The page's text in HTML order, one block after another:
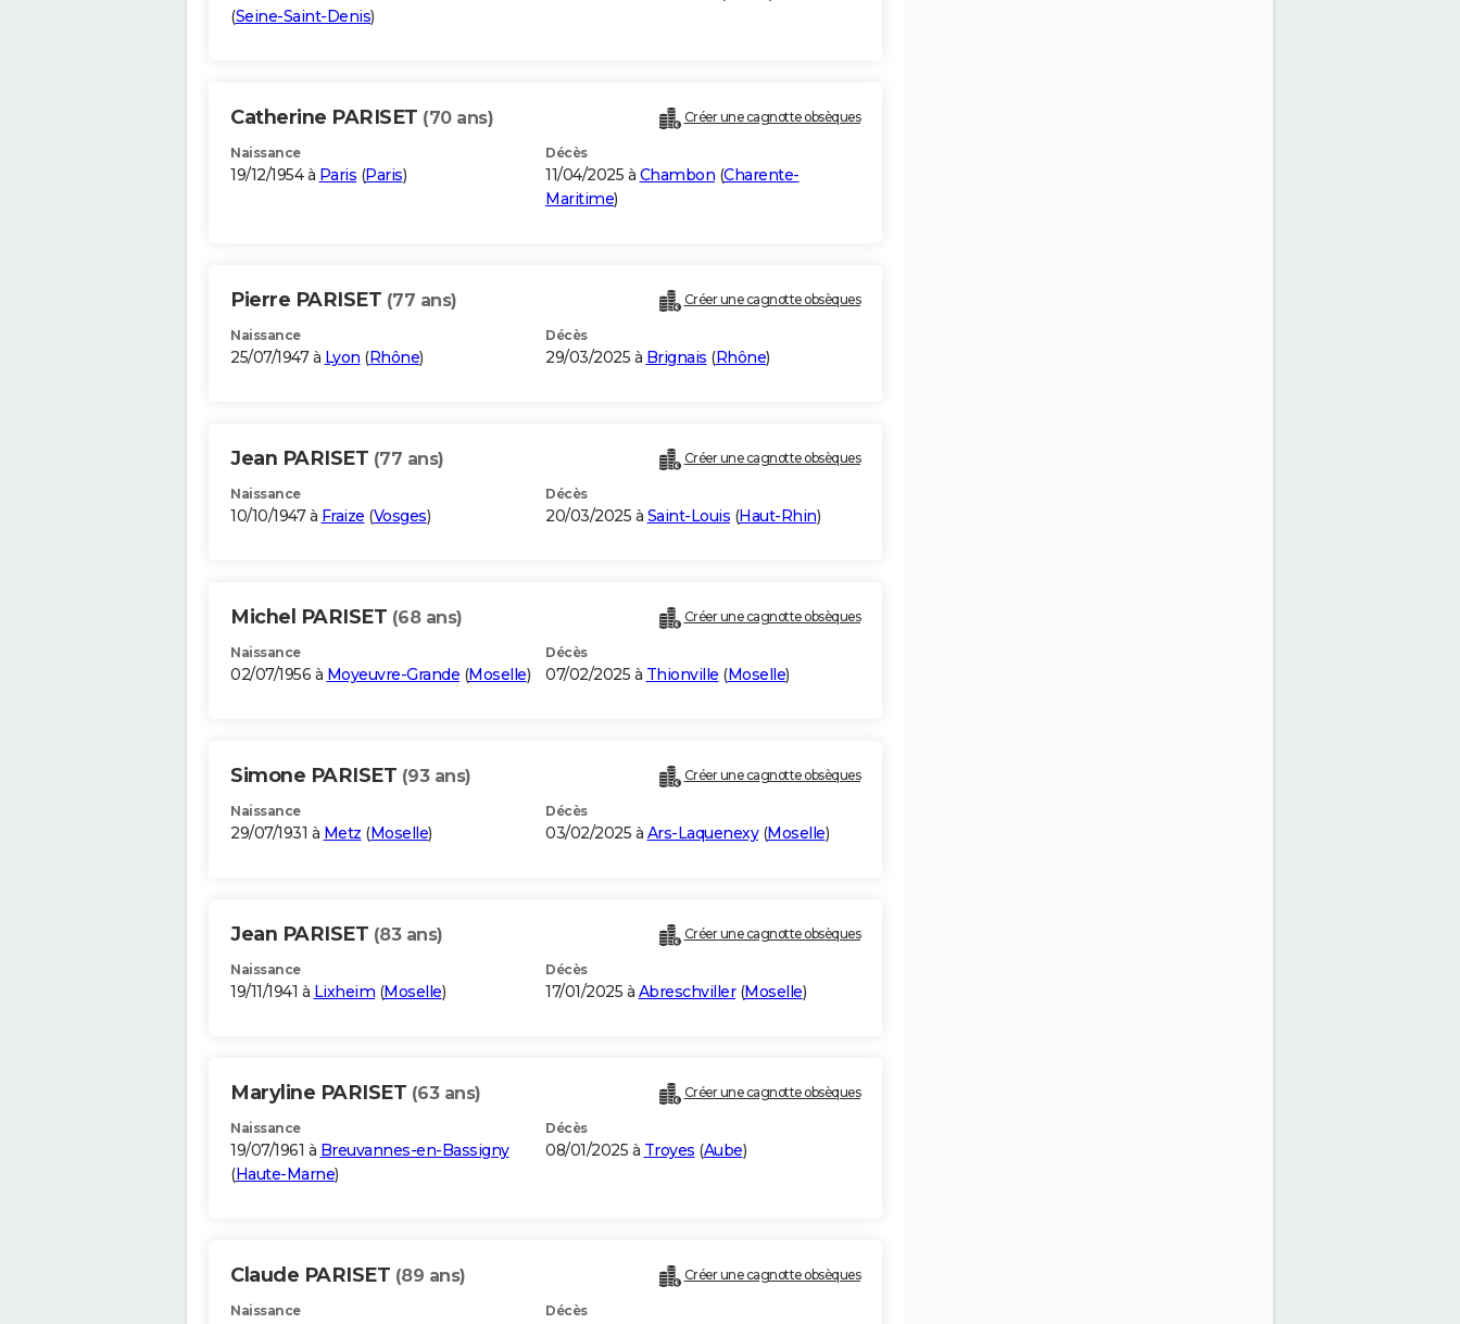
(Seine-Saint-Denis)
Catherine PARISET (70 ans) Créer une cagnotte obsèques
Naissance
19/12/1954 à Paris (Paris)
Décès
11/04/2025 à Chambon (Charente-
Maritime)
Pierre PARISET (77 ans) Créer une cagnotte obsèques
Naissance
25/07/1947 à Lyon (Rhône)
Décès
29/03/2025 à Brignais (Rhône)
Jean PARISET (77 ans) Créer une cagnotte obsèques
Naissance
10/10/1947 à Fraize (Vosges)
Décès
20/03/2025 à Saint-Louis (Haut-Rhin)
Michel PARISET (68 ans) Créer une cagnotte obsèques
Naissance
02/07/1956 à Moyeuvre-Grande (Moselle)
Décès
07/02/2025 à Thionville (Moselle)
Simone PARISET (93 ans) Créer une cagnotte obsèques
Naissance
29/07/1931 à Metz (Moselle)
Décès
03/02/2025 à Ars-Laquenexy(Moselle)
Jean PARISET (83 ans) Créer une cagnotte obsèques
Naissance
19/11/1941 à Lixheim (Moselle)
Décès
17/01/2025 à Abreschviller(Moselle)
Maryline PARISET (63 ans) Créer une cagnotte obsèques
Naissance
19/07/1961 à Breuvannes-en-Bassigny
(Haute-Marne)
Décès
08/01/2025 à Troyes (Aube)
Claude PARISET (89 ans) Créer une cagnotte obsèques
Naissance Décès